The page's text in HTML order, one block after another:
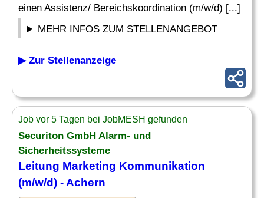
einen Assistenz/ Bereichskoordination (m/w/d) [...]
MEHR INFOS ZUM STELLENANGEBOT
▶ Zur Stellenanzeige
Job vor 5 Tagen bei JobMESH gefunden
Securiton GmbH Alarm- und
Sicherheitssysteme
Leitung Marketing Kommunikation
(m/w/d) - Achern